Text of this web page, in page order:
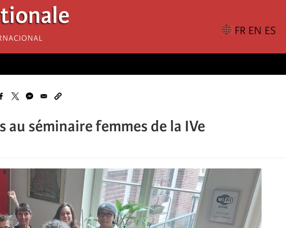
séminaire femmes de la IVe